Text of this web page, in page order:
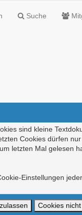
Suche
sind kleine
Cookies dürfen
letzten Mal gelesen
Einstellungen